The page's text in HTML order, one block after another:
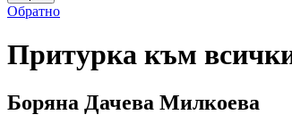
Обратно
Притурка към
Боряна Дачева Милкоева